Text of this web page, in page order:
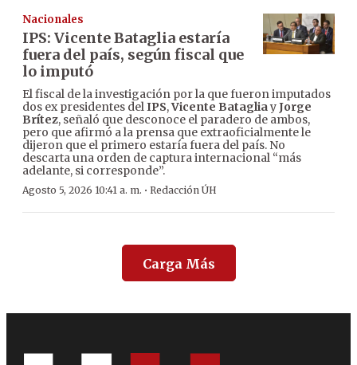
Nacionales
IPS: Vicente Bataglia estaría
fuera del país, según fiscal que
lo imputó
El fiscal de la investigación por la que fueron imputados
dos ex presidentes delIPS,Vicente BatagliayJorge
Brítez, señaló que desconoce el paradero de ambos,
pero que afirmó a la prensa que extraoficialmente le
dijeron que el primero estaría fuera del país. No
descarta una orden de captura internacional “más
adelante, si corresponde”.
Agosto 5, 2026 10:41 a. m. · Redacción ÚH
Carga Más